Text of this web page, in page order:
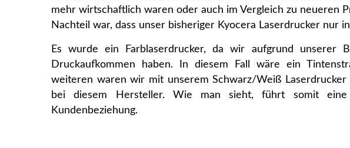
mehr wirtschaftlich waren oder auch im Vergleich zu neueren
Nachteil war, dass unser bisheriger Kyocera Laserdrucker nur
Es wurde ein Farblaserdrucker, da wir aufgrund unserer
Druckaufkommen haben. In diesem Fall wäre ein
weiteren waren wir mit unserem Schwarz/Weiß
bei diesem Hersteller. Wie man sieht, führt somit
Kundenbeziehung.